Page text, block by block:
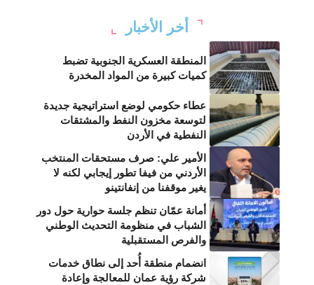
أخر الأخبار
المنطقة العسكرية الجنوبية تضبط
كميات كبيرة من المواد المخدرة
عطاء حكومي لوضع استراتيجية جديدة
لتوسعة مخزون النفط والمشتقات
النفطية في الأردن
الأمير علي: صرف مستحقات المنتخب
الأردني من فيفا تطور إيجابي لكنه لا
يغير موقفنا من إنفانتينو
أمانة عمّان تنظم جلسة حوارية حول دور
الشباب في منظومة التحديث الوطني
والفرص المستقبلية
انضمام منطقة أُحد إلى نطاق خدمات
شركة رؤية عمان للمعالجة وإعادة